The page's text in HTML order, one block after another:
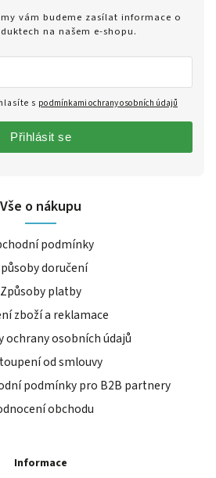
Vše o nákupu
podmínky
doručení
Způsoby platby
zboží a reklamace
ochrany osobních údajů
od smlouvy
podmínky pro B2B partnery
obchodu
Informace
vám budeme zasílat informace o
na našem e-shopu.
s podmínkami ochrany osobních údajů
Přihlásit se